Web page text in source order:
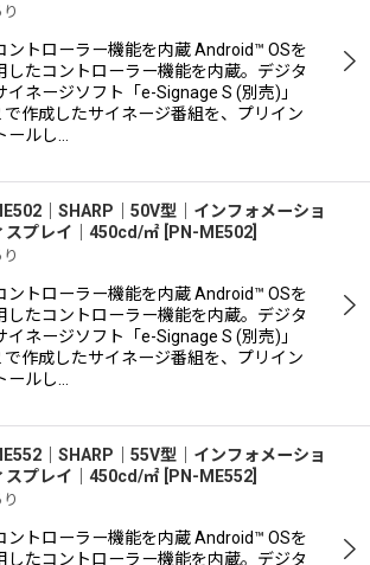
ントローラー機能を内蔵 Android™ OSを
したコントローラー機能を内蔵。デジタ
イネージソフト「e-Signage S (別売)」
で作成したサイネージ番組を、プリイン
ールし…
｜SHARP｜50V型｜インフォメーショ
スプレイ｜450cd/㎡
PN-ME502
ントローラー機能を内蔵 Android™ OSを
したコントローラー機能を内蔵。デジタ
イネージソフト「e-Signage S (別売)」
で作成したサイネージ番組を、プリイン
ールし…
｜SHARP｜55V型｜インフォメーショ
スプレイ｜450cd/㎡
PN-ME552
ントローラー機能を内蔵 Android™ OSを
したコントローラー機能を内蔵。デジタ